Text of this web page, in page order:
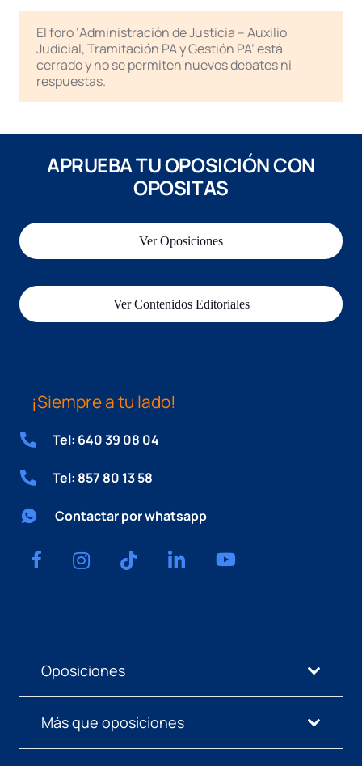
El foro ‘Administración de Justicia – Auxilio
Judicial, Tramitación PA y Gestión PA’ está
cerrado y no se permiten nuevos debates ni
respuestas.
APRUEBA TU OPOSICIÓN CON
OPOSITAS
Ver Oposiciones
Ver Contenidos Editoriales
¡Siempre a tu lado!
Tel: 640 39 08 04
Tel: 857 80 13 58
Contactar por whatsapp
Oposiciones
Más que oposiciones